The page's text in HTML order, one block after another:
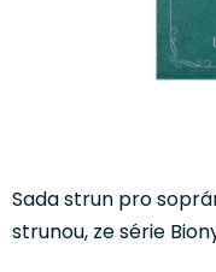
Sada strun pro
strunou, ze série